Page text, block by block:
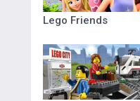
Lego Friends